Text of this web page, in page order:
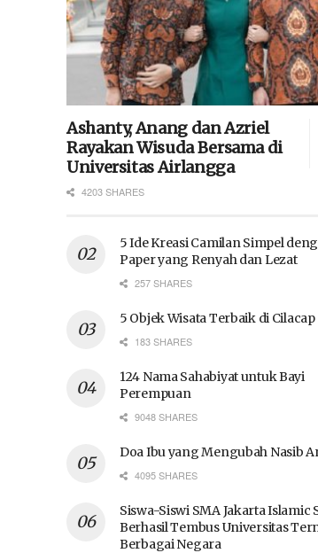
Ashanty, Anang dan Azriel
Rayakan Wisuda Bersama di
Universitas Airlangga
4203 SHARES
5 Ide Kreasi Camilan Simpel
Paper yang Renyah dan Lezat
257 SHARES
5 Objek Wisata Terbaik di Cilacap
183 SHARES
124 Nama Sahabiyat untuk Bayi
Perempuan
9048 SHARES
Doa Ibu yang Mengubah Nasib
4095 SHARES
Siswa-Siswi SMA Jakarta Islamic
Berhasil Tembus Universitas
Berbagai Negara